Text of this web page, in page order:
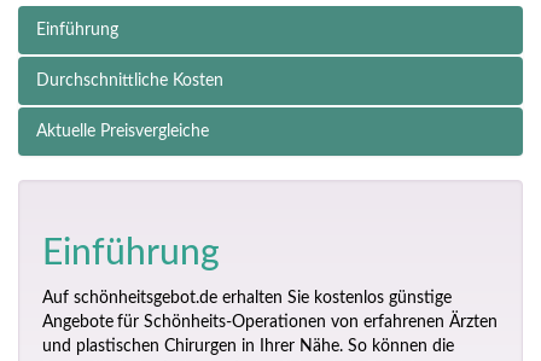
Einführung
Durchschnittliche Kosten
Aktuelle Preisvergleiche
Einführung
Auf schönheitsgebot.de erhalten Sie kostenlos günstige
Angebote für Schönheits-Operationen von erfahrenen Ärzten
und plastischen Chirurgen in Ihrer Nähe. So können die